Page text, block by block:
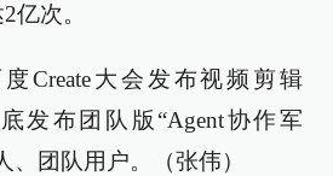
亿次。
Create大会发布视频剪辑
发布团队版“Agent协作军
、团队用户。（张伟）